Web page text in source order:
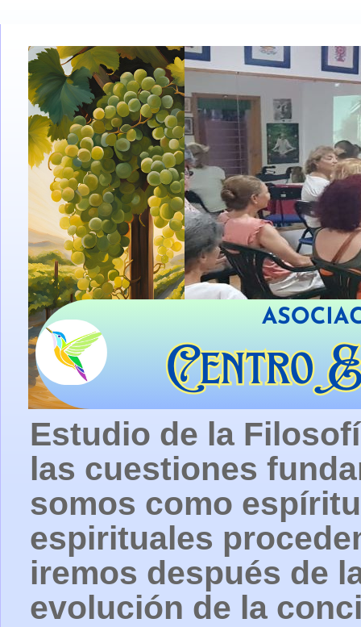
Estudio de la
las cuestiones
somos como
espirituales
iremos después de
evolución de la